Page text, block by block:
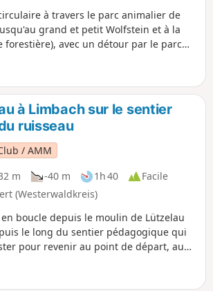
à travers le parc animalier de
grand et petit Wolfstein et à la
forestière), avec un détour par le parc
à Limbach sur le sentier
ruisseau
/ AMM
m -40 m 1h 40
Facile
(Westerwaldkreis)
boucle depuis le moulin de Lützelau
le long du sentier pédagogique qui
pour revenir au point de départ, au